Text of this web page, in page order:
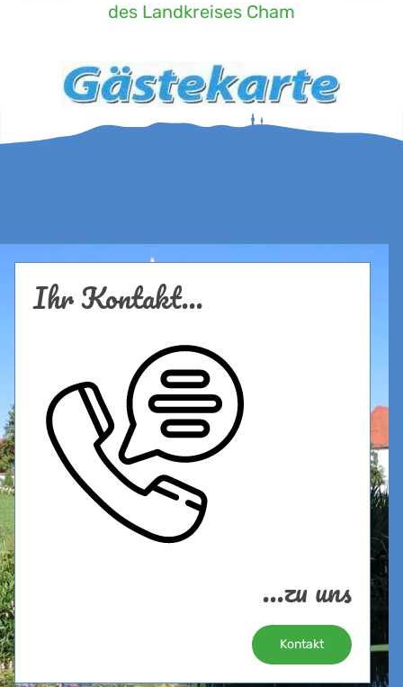
des Landkreises Cham
Ihr Kontakt...
...zu uns
Kontakt